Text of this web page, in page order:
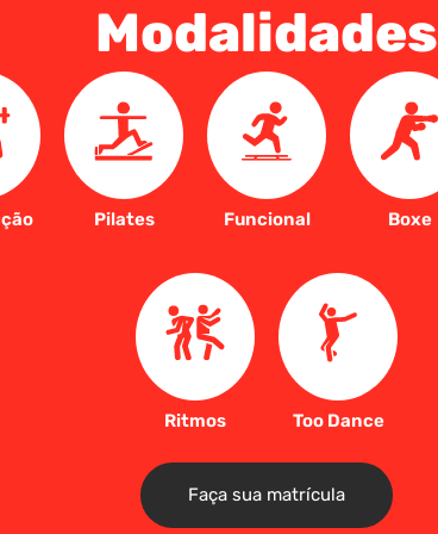
Modalidades
Pilates Funcional Boxe
Ritmos Too Dance
Faça sua matrícula